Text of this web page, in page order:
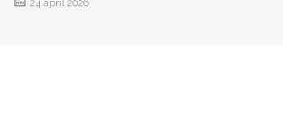
24 april 2026